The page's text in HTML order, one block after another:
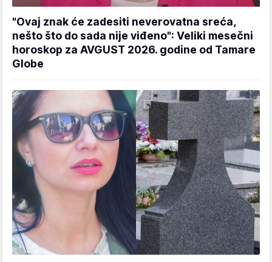
"Ovaj znak će zadesiti neverovatna sreća,
nešto što do sada nije viđeno": Veliki mesečni
horoskop za AVGUST 2026. godine od Tamare
Globe